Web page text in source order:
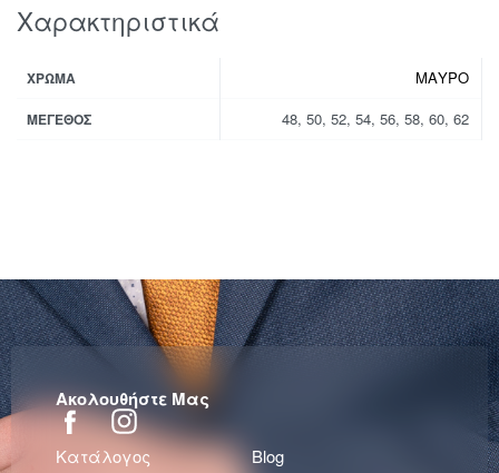
Χαρακτηριστικά
ΧΡΏΜΑ ΜΑΥΡΟ
ΜΈΓΕΘΟΣ 48, 50, 52, 54, 56, 58, 60, 62
Ακολουθήστε Μας
Κατάλογος
Blog